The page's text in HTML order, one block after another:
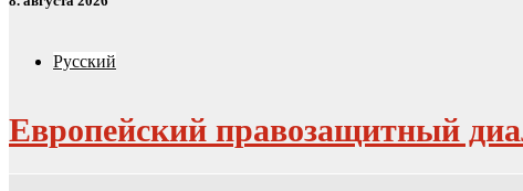
Русский
Европейский правозащитный